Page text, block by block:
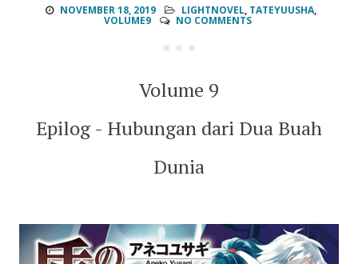
NOVEMBER 18, 2019 LIGHTNOVEL, TATEYUUSHA,
VOLUME9 NO COMMENTS
Volume 9
Epilog - Hubungan dari Dua Buah
Dunia